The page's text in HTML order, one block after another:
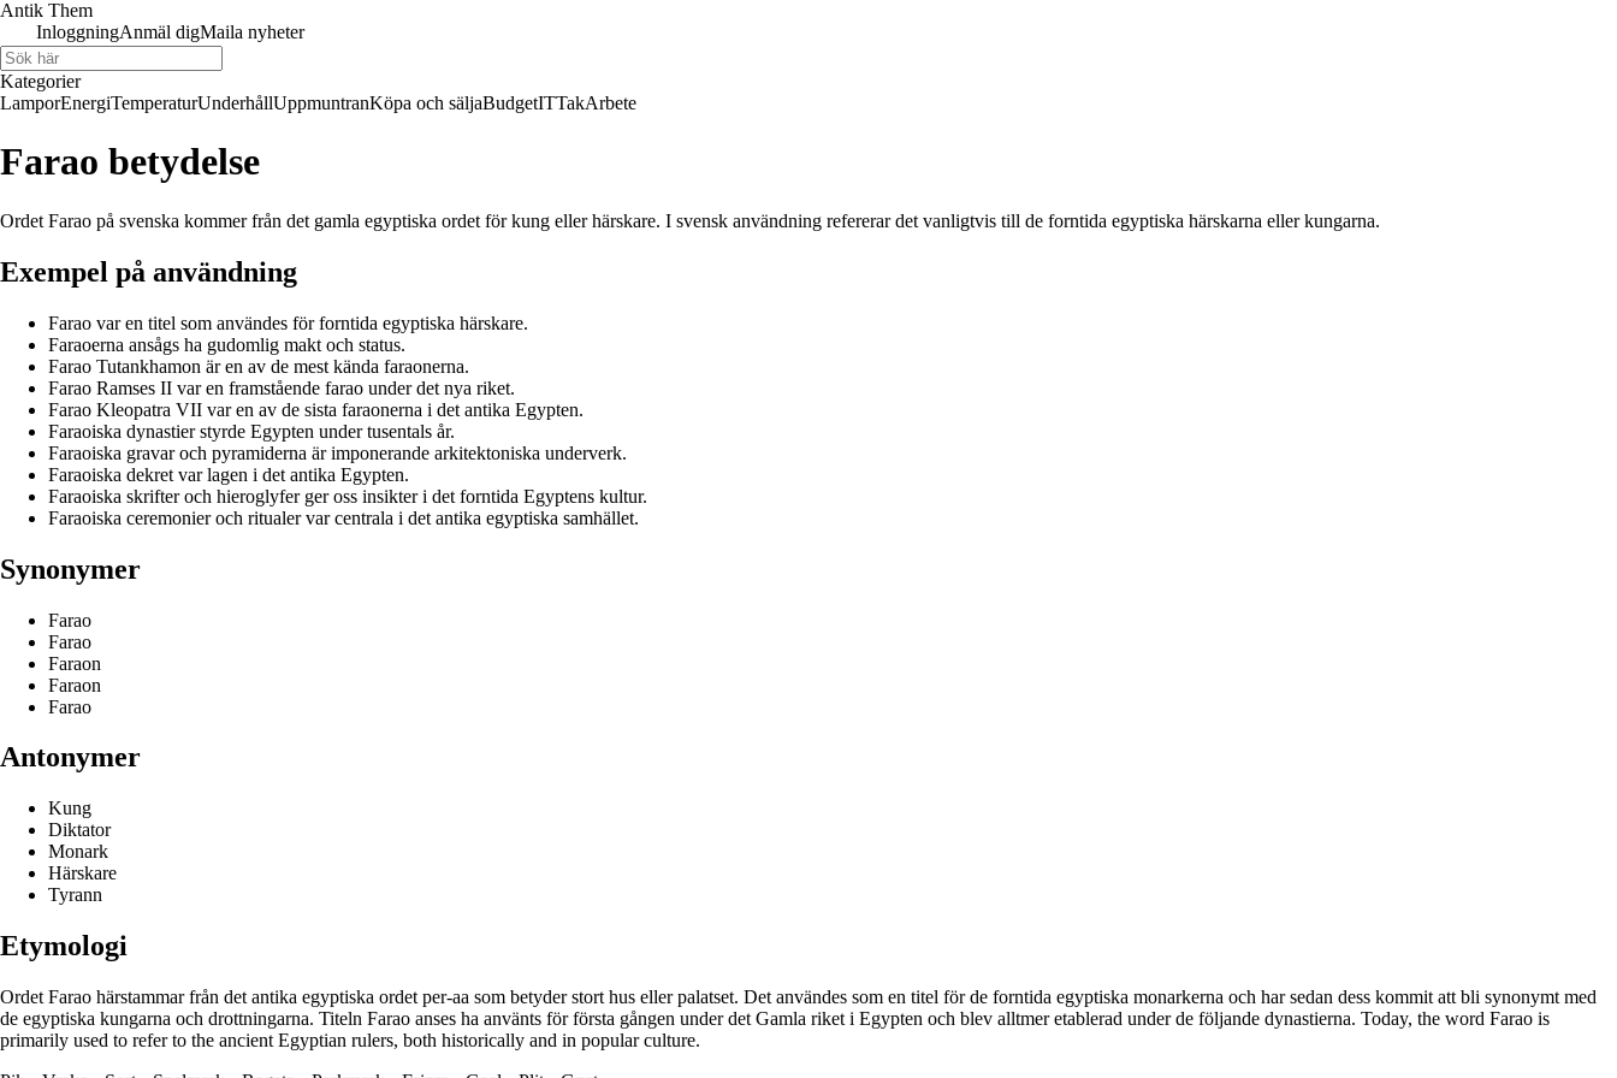
Antik Them
InloggningAnmäl digMaila nyheter
Kategorier
LamporEnergiTemperaturUnderhållUppmuntranKöpa och säljaBudgetITTakArbete
Farao betydelse
Ordet Farao på svenska kommer från det gamla egyptiska ordet för kung eller härskare. I svensk användning refererar det vanligtvis till de forntida egyptiska härskarna eller kungarna.
Exempel på användning
Farao var en titel som användes för forntida egyptiska härskare.
Faraoerna ansågs ha gudomlig makt och status.
Farao Tutankhamon är en av de mest kända faraonerna.
Farao Ramses II var en framstående farao under det nya riket.
Farao Kleopatra VII var en av de sista faraonerna i det antika Egypten.
Faraoiska dynastier styrde Egypten under tusentals år.
Faraoiska gravar och pyramiderna är imponerande arkitektoniska underverk.
Faraoiska dekret var lagen i det antika Egypten.
Faraoiska skrifter och hieroglyfer ger oss insikter i det forntida Egyptens kultur.
Faraoiska ceremonier och ritualer var centrala i det antika egyptiska samhället.
Synonymer
Farao
Farao
Faraon
Faraon
Farao
Antonymer
Kung
Diktator
Monark
Härskare
Tyrann
Etymologi
Ordet Farao härstammar från det antika egyptiska ordet per-aa som betyder stort hus eller palatset. Det användes som en titel för de forntida egyptiska monarkerna och har sedan dess kommit att bli synonymt med
de egyptiska kungarna och drottningarna. Titeln Farao anses ha använts för första gången under det Gamla riket i Egypten och blev alltmer etablerad under de följande dynastierna. Today, the word Farao is
primarily used to refer to the ancient Egyptian rulers, both historically and in popular culture.